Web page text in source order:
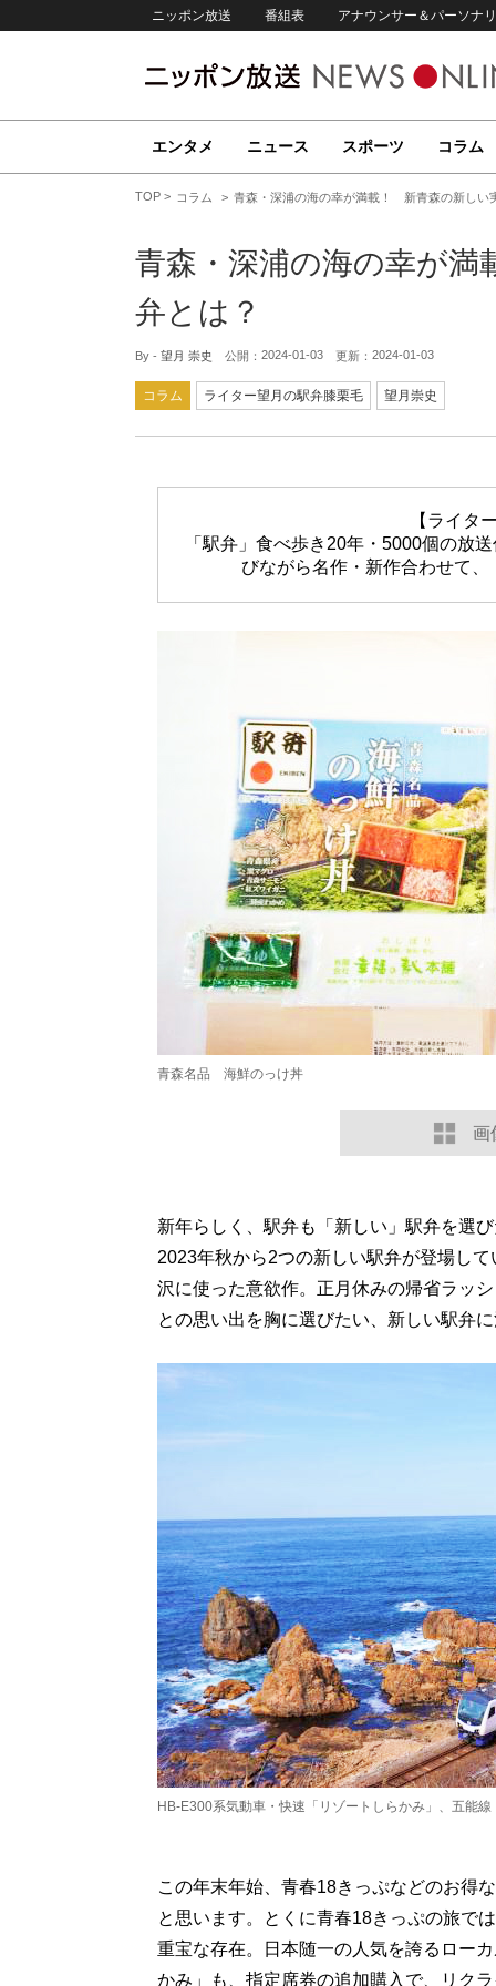
ニッポン放送 番組表 アナウンサー＆パーソナ
エンタメ ニュース スポーツ コラム
TOP コラム 青森・深浦の海の幸が満載！ 新青森の新しい
青森・深浦の海の幸が
弁とは？
By - 望月 崇史 公開： 2024-01-03 更新： 2024-01-03
コラム ライター望月の駅弁膝栗毛 望月崇史
【ライタ
「駅弁」食べ歩き20年・5000個の放
びながら名作・新作合わせて
画
青森名品 海鮮のっけ丼
新年らしく、駅弁も「新しい」駅弁を選
2023年秋から2つの新しい駅弁が登場し
沢に使った意欲作。正月休みの帰省ラッ
との思い出を胸に選びたい、新しい駅弁
HB-E300系気動車・快速「リゾートしらかみ」、五能
この年末年始、青春18きっぷなどのお得
と思います。とくに青春18きっぷの旅で
重宝な存在。日本随一の人気を誇るロー
かみ」も、指定席券の追加購入で、リク